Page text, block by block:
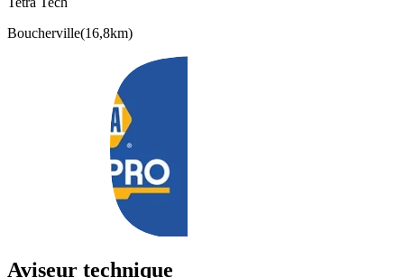
Boucherville(16,8km)
Aviseur technique